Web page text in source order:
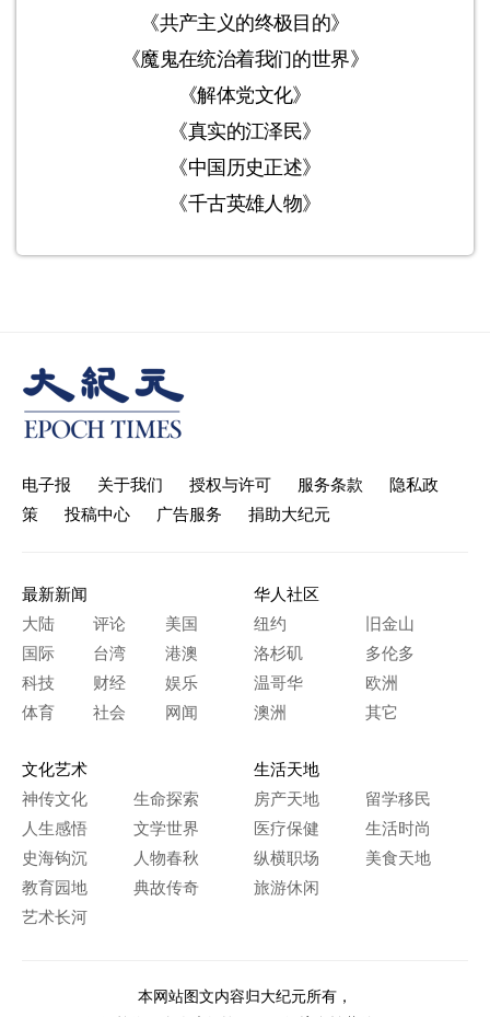
《共产主义的终极目的》
《魔鬼在统治着我们的世界》
《解体党文化》
《真实的江泽民》
《中国历史正述》
《千古英雄人物》
电子报 关于我们 授权与许可 服务条款
隐私政
策
投稿中心 广告服务 捐助大纪元
最新新闻
大陆
评论
美国
国际
台湾
港澳
科技
财经
娱乐
体育
社会 网闻
华人社区
纽约
旧金山
洛杉矶
多伦多
温哥华
欧洲
澳洲
其它
文化艺术
神传文化
生命探索
人生感悟
文学世界
史海钩沉
人物春秋
教育园地
典故传奇
艺术长河
生活天地
房产天地
留学移民
医疗保健
生活时尚
纵横职场
美食天地
旅游休闲
本网站图文内容归大纪元所有，